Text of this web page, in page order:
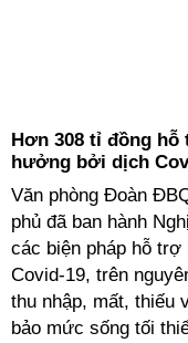
Hơn 308 tỉ đồng
hưởng bởi dịch
Văn phòng Đoàn
phủ đã ban hành
các biện pháp hỗ
Covid-19, trên
thu nhập, mất, thiếu
bảo mức sống tối